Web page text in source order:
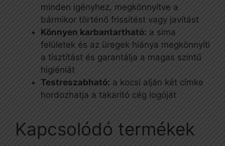
minden igényhez, megkönnyítve a
bármikor történő frissítést vagy javítást
Könnyen karbantartható: a sima
felületek és az üregek hiánya megkönnyíti
a tisztítást és garantálja a magas szintű
higiéniát
Testreszabható: a kocsi alján két címke
hordozhatja a takarító cég logóját
Kapcsolódó termékek